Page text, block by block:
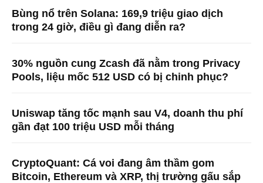
Bùng nổ trên Solana: 169,9 triệu giao dịch
trong 24 giờ, điều gì đang diễn ra?
30% nguồn cung Zcash đã nằm trong Privacy
Pools, liệu mốc 512 USD có bị chinh phục?
Uniswap tăng tốc mạnh sau V4, doanh thu phí
gần đạt 100 triệu USD mỗi tháng
CryptoQuant: Cá voi đang âm thầm gom
Bitcoin, Ethereum và XRP, thị trường gấu sắp